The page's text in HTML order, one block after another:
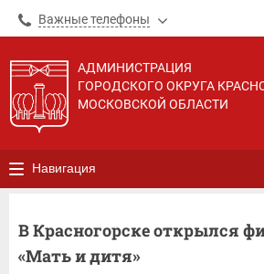
Важные телефоны
АДМИНИСТРАЦИЯ
ГОРОДСКОГО ОКРУГА
МОСКОВСКОЙ ОБЛАСТИ
Навигация
В Красногорске открылся
«Мать и дитя»